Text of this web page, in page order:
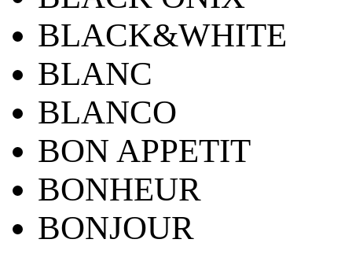
BLACK&WHITE
BLANC
BLANCO
BON APPETIT
BONHEUR
BONJOUR